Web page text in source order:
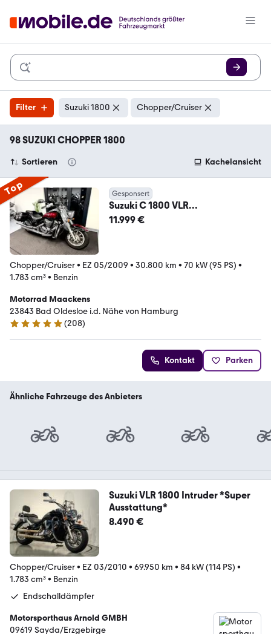
Filter Suzuki 1800 Chopper/Cruiser
98 SUZUKI CHOPPER 1800
Sortieren Kachelansicht
Top Gesponsert
Suzuki C 1800 VLR
EDITIONSMODELL ! TOP-
11.999 €
Chopper/Cruiser• EZ 05/2009 • 30.800 km • 70 kW (95 PS) •
1.783 cm³• Benzin
Motorrad Maackens
23843 Bad Oldesloe i.d. Nähe von Hamburg
5 Sterne
(208)
Kontakt Parken
Ähnliche Fahrzeuge des Anbieters
Suzuki VLR 1800 Intruder *Super
Ausstattung*
8.490 €
Chopper/Cruiser• EZ 03/2010 • 69.950 km • 84 kW (114 PS) •
1.783 cm³• Benzin
Endschalldämpfer
Motorsporthaus Arnold GMBH
09619 Sayda/Erzgebirge